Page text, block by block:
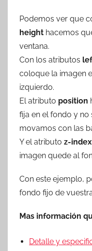
Podemos ver que
height hacemos
ventana.
Con los atributos
coloque la imagen
izquierdo.
El atributo position
fija en el fondo y
movamos con las
Y el atributo z-index
imagen quede al
Con este ejemplo,
fondo fijo de
Mas información
Detalle y